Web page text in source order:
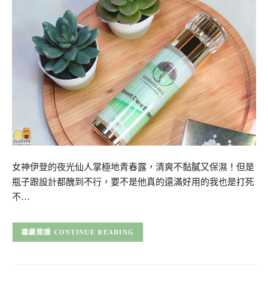
女神伊登的夜光仙人掌極地青春露，清爽不黏膩又保濕！但是
瓶子跟設計都醜到不行，要不是他真的還滿好用的我也是打死
不…
CONTINUE READING